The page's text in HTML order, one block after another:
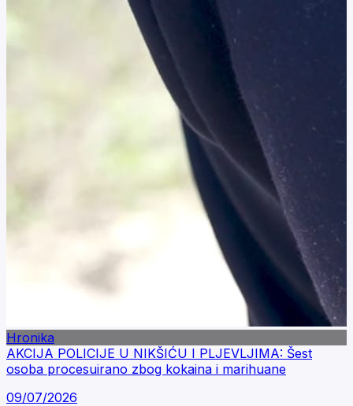
Hronika
AKCIJA POLICIJE U NIKŠIĆU I PLJEVLJIMA: Šest
osoba procesuirano zbog kokaina i marihuane
09/07/2026